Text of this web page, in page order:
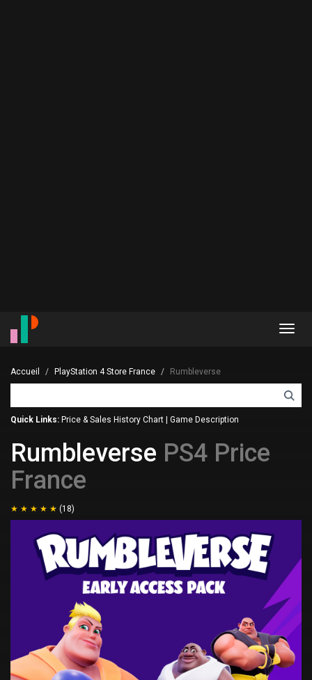
Accueil PlayStation 4 Store France Rumbleverse
Quick Links: Price & Sales History Chart Game Description
Rumbleverse PS4 Price
France
(18)